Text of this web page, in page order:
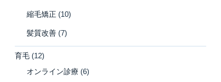
縮毛矯正 (10)
髪質改善 (7)
育毛 (12)
オンライン診療 (6)